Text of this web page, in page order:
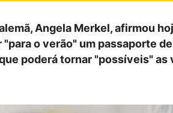
Angela Merkel, afirmou
o verão" um passaporte
poderá tornar "possíveis" as